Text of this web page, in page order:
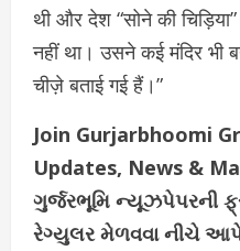
थी और देश “सोने की
नहीं था। उसने कई मंदिर भी
चीज़े बताई गई हैं।”
Join Gurjarbhoomi
Updates, News &
ગુર્જરભૂમિ ન્યૂઝપેપરની
રેગ્યુલર મેળવવા નીચે